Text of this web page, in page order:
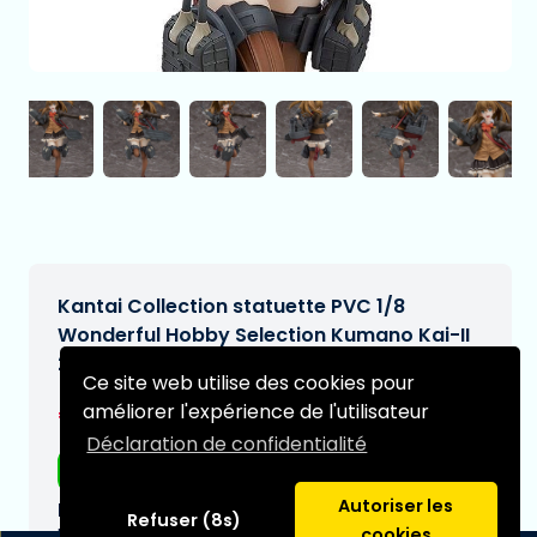
Ce site web utilise des cookies pour
améliorer l'expérience de l'utilisateur
Déclaration de confidentialité
Refuser (8s)
Autoriser les
Kantai Collection statuette PVC 1/8
Wonderful Hobby Selection Kumano Kai-II
23 cm
€214,95[Sous réserve de modifications]
Date de livraison prévue: